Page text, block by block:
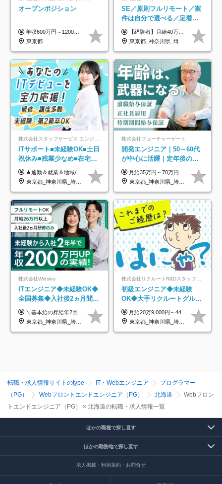
オープンポジション
年収600万円～1200万円 ※上記年収は、想定年収です。住居費補助、子手当などの各種手当を含む金額です。 ※経験・能力等を考慮の上、当社規定により決定します。
東京都
SE／原則フルリモート／案
件は自分で選べる／定着率
93%／20～30代活躍中！
【経験者】月給40万円～120万円(固定残業代含む)+各種手当 ★前職給与の総収入額を100％保証｜還元率84％〜100％ ★20代の平均年収570万円 ※月給には、みなし残業手当(月30時間／5万8000円以上)を含みます 超過分は別途追加支給 ※固定残業代は、時間外労働の有無に関わらず30時間分を、月5万8000円~15万7000円支給 ※上記を超える時間外労働分は追加で支給 【未経験者】月給21万円以上＋各種手当 固定残業なし(残業代発生分全額支給) ※6ヶ月の試用期間あり（※条件に変動なし） ▼単価連動性×還元率は84％～100％で収入の大幅UPが可能！ ・案件単価が月50万円の場合：年収417万円 ・案件単価が月70万円の場合：年収584万円 ・案件単価が月100万円の場合：年収834万円 ＜モデル年収＞ ▼400万円～500万円(入社初年度) ▼542万円～626万円(入社2年) ▼667万円～700万円(入社3年） ▼709万円～801万円(入社5年）
東京都_神奈川県_埼玉県_千葉県_大阪府_愛知県_北海道_青森県_岩手県_宮城県_秋田県_山形県_福島県_茨城県_栃木県_群馬県_新潟県_山梨県_長野県_富山県_石川県_福井県_静岡県_岐阜県_三重県_兵庫県_京都府_滋賀県_奈良県_和歌山県_広島県_岡山県_鳥取県_島根県_山口県_徳島県_香川県_愛媛県_高知県_福岡県_熊本県_佐賀県_長崎県_大分県_宮崎県_鹿児島県_沖縄県
ITサポート■未経験OK■土日
祝休み■残業少なめ■在宅実
績あり■約900種類のスキル
アップ講座あり■全国募集
★通勤＆就業＆地域/住宅＆役職手当あり ★残業代は全額支給 ★選べる給与制度あり！ ■東京・神奈川・千葉・埼玉勤務の場合 月給24.5万円～55万円＋諸手当 （残業代は全額支給） (20,000円の地域/住宅手当込み) ■愛知・京都・大阪・兵庫勤務の場合 月給24万円以上＋諸手当 （残業代は全額支給） (15,000円の地域/住宅手当込み) ■茨城・栃木・群馬・静岡・三重・滋賀・広島・福岡勤務の場合 月給23.5万円以上＋諸手当 （残業代は全額支給） (10,000円の地域/住宅手当込み) ■北海道・宮城・山梨・長野・岐阜・奈良・和歌山・岡山勤務の場合 月給23万円以上＋諸手当 （残業代は全額支給） (5,000円の地域/住宅手当込み) ■その他のエリア勤務の場合 月給22.5万円以上＋諸手当 （残業代は全額支給） ※経験や能力を考慮し、当社規定により優遇します 【昇給：年一回実施】 【選べる給与制度】 ★収入を重視する方に… 「変動型人事制度」の選択も可能（派遣先からの評価に応じて収入アップ！） ※年2回のタイミングで希望者と面談の上決定します。
東京都_神奈川県_埼玉県_千葉県_大阪府_愛知県_北海道_岩手県_宮城県_山形県_福島県_茨城県_栃木県_群馬県_山梨県_長野県_富山県_石川県_静岡県_岐阜県_三重県_兵庫県_京都府_滋賀県_奈良県_広島県_岡山県_山口県_愛媛県_福岡県_熊本県_長崎県
株式会社フューチャーゲート
開発エンジニア｜50～60代
が中心に活躍｜定年後の給
与減ナシ｜年収50万円アッ
プ実績／昇給率92％（直近3
年）
月給35万円～70万円（固定残業代30時間分63,869円～を含む）+賞与年1回 ※30時間を超える分は別途支給します ●これまでのご経験・スキル・前職給与をできる限り考慮します ●待機期間も給与を100％支給します ●試用期間中も給与や福利厚生は同じです ≪年収を維持しながら長く働けます！≫ 一般的な企業では55歳や60歳を機に年収が下がりますが、 当社は役職などではなく「スキルや経験」で評価。 エンジニアとして長く働きながら あなたにふさわしい年収を維持できます！
東京都_神奈川県_埼玉県_千葉県
株式会社Widsley
ITエンジニア◆未経験OK◆
全国募集◆入社後2ヵ月間は
研修のみ◆フルリモート
OK◆残業月3h◆服装髪型自
＼基本給の昇給年2回＆プロジェクト手当による昇給年12回！！／ 【経験者の場合】 月給33万円～70万円＋プロジェクト手当＋資格手当 ★スキルや経験を考慮の上、優遇します ★上記給与には固定残業代20時間分(月4万3883円～)を含みます。残業が超過した場合は、追加支給します(残業は月平均3時間とほぼ発生しません。残業がなくても、固定残業代は支給されます) ★試用期間中も、月給や福利厚生等は同じです ---------- 【未経験者の場合】 月給26万円～50万円＋プロジェクト手当＋資格手当 ★スキルや経験を考慮の上、優遇します ★上記給与には固定残業代20時間分(月3万719円～)を含みます。残業が超過した場合は、追加支給します(残業は月平均3時間とほぼ発生しません。残業がなくても、固定残業代は支給されます) ★試用期間6ヵ月あり ・1ヶ月目～：月給23万円～ ・2ヶ月目～6ヶ月目：月給23万円～＋プロジェクト手当1～3万円 （上記給与にはそれぞれ固定残業代20時間分(月3万719円～)を含み、超過した場合は追加支給します。） ---------- 【プロジェクト手当について】 参画するプロジェクトの単価に応じて毎月の歩合給を支給します 業界内でもトップクラスの高還元です！
東京都_神奈川県_埼玉県_千葉県_大阪府_愛知県_北海道_青森県_岩手県_宮城県_秋田県_山形県_福島県_茨城県_栃木県_群馬県_新潟県_山梨県_長野県_富山県_石川県_福井県_静岡県_岐阜県_三重県_兵庫県_京都府_滋賀県_奈良県_和歌山県_広島県_岡山県_鳥取県_島根県_山口県_徳島県_香川県_愛媛県_高知県_福岡県_熊本県_佐賀県_長崎県_大分県_宮崎県_鹿児島県_沖縄県
初級エンジニア◆未経験
OK◆大手リクルートグルー
プ正社員◆独自の教育体制
◆住宅手当制度あり/s
月給20万9,000円～44万円 ※試用期間6カ月あり（期間中の待遇に変更なし） ※経験・能力・前給を考慮の上、決定いたします ※時間外手当100％支給 ※派遣就業先が変更となる場合には、就業規則、労使協定等に基づき賃金が変更となる可能性があります
東京都_神奈川県_埼玉県_千葉県_大阪府_愛知県_青森県_岩手県_宮城県_秋田県_山形県_福島県_茨城県_栃木県_群馬県_山梨県_長野県_福井県_静岡県_岐阜県_三重県_兵庫県_京都府_滋賀県_奈良県_広島県_岡山県_山口県_香川県_福岡県_熊本県_佐賀県_長崎県_大分県_宮崎県_鹿児島県
転職・求人情報サイトのtype IT・Webエンジニア
プログラマー
（PG）
Webフロントエンドエンジニア（PG） 北海道
Webフロン
トエンドエンジニア（PG） × 北海道の転職・求人情報一覧
ほかの職種で探し直す
ほかの勤務地で探し直す
求人掲載・利用規約・お問合せ